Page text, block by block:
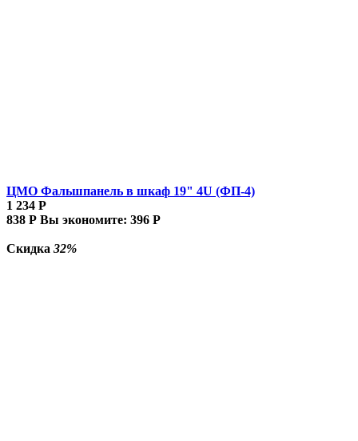
ЦМО Фальшпанель в шкаф 19" 4U (ФП-4)
1 234 Р
838 Р Вы экономите: 396 Р
Скидка 32%